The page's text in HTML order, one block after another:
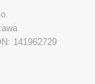
141962729